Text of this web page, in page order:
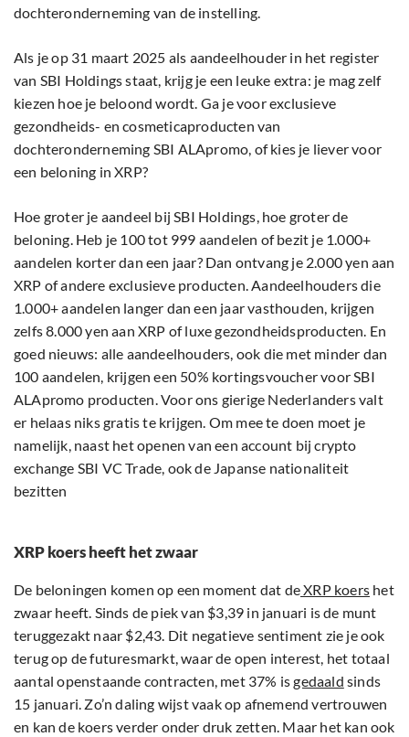
dochteronderneming van de instelling.
Als je op 31 maart 2025 als aandeelhouder in het register
van SBI Holdings staat, krijg je een leuke extra: je mag zelf
kiezen hoe je beloond wordt. Ga je voor exclusieve
gezondheids- en cosmeticaproducten van
dochteronderneming SBI ALApromo, of kies je liever voor
een beloning in XRP?
Hoe groter je aandeel bij SBI Holdings, hoe groter de
beloning. Heb je 100 tot 999 aandelen of bezit je 1.000+
aandelen korter dan een jaar? Dan ontvang je 2.000 yen aan
XRP of andere exclusieve producten. Aandeelhouders die
1.000+ aandelen langer dan een jaar vasthouden, krijgen
zelfs 8.000 yen aan XRP of luxe gezondheidsproducten. En
goed nieuws: alle aandeelhouders, ook die met minder dan
100 aandelen, krijgen een 50% kortingsvoucher voor SBI
ALApromo producten. Voor ons gierige Nederlanders valt
er helaas niks gratis te krijgen. Om mee te doen moet je
namelijk, naast het openen van een account bij crypto
exchange SBI VC Trade, ook de Japanse nationaliteit
bezitten
XRP koers heeft het zwaar
De beloningen komen op een moment dat deXRP koers het
zwaar heeft. Sinds de piek van $3,39 in januari is de munt
teruggezakt naar $2,43. Dit negatieve sentiment zie je ook
terug op de futuresmarkt, waar de open interest, het totaal
aantal openstaande contracten, met 37% isgedaald sinds
15 januari. Zo’n daling wijst vaak op afnemend vertrouwen
en kan de koers verder onder druk zetten. Maar het kan ook